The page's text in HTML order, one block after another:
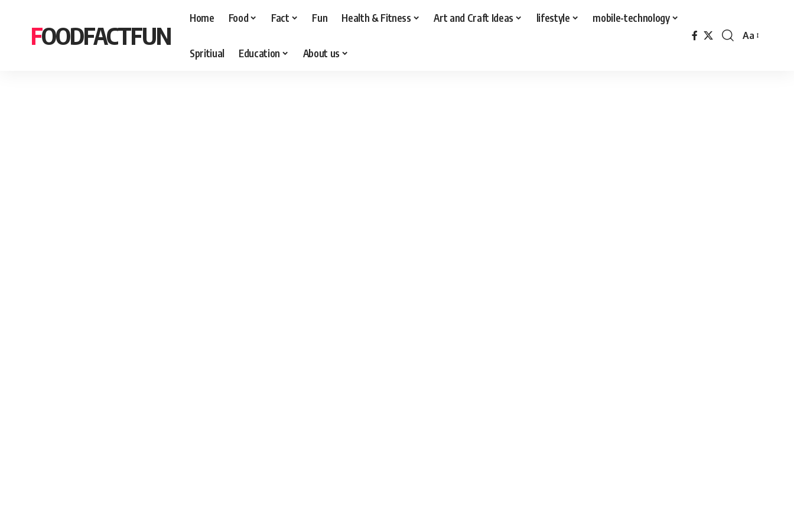
FOODFACTFUN
Home Food Fact Fun Health & Fitness Art and Craft Ideas lifestyle mobile-technology
Spritiual Education About us
Font
Aa